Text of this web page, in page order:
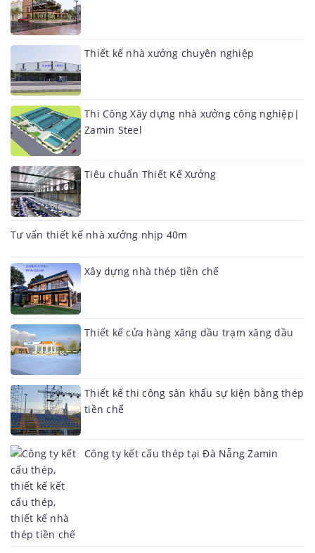
Thiết kế nhà xưởng chuyên nghiệp
Thi Công Xây dựng nhà xưởng công nghiệp|
Zamin Steel
Tiêu chuẩn Thiết Kế Xưởng
Tư vấn thiết kế nhà xưởng nhịp 40m
Xây dựng nhà thép tiền chế
Thiết kế cửa hàng xăng dầu trạm xăng dầu
Thiết kế thi công sân khấu sự kiện bằng thép
tiền chế
Công ty kết cấu thép tại Đà Nẵng Zamin